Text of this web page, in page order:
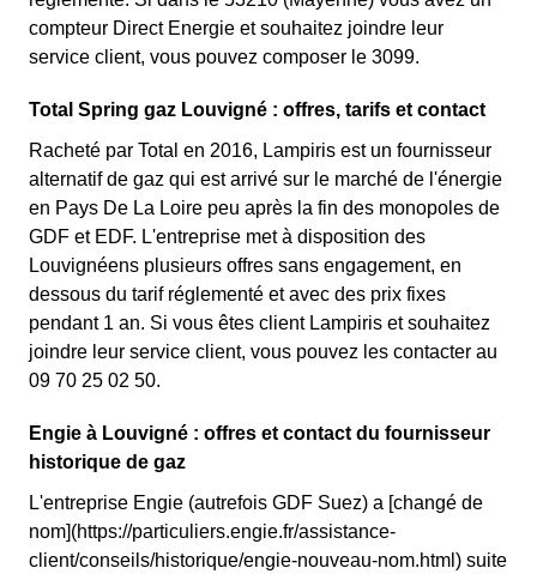
compteur Direct Energie et souhaitez joindre leur
service client, vous pouvez composer le 3099.
Total Spring gaz Louvigné : offres, tarifs et contact
Racheté par Total en 2016, Lampiris est un fournisseur
alternatif de gaz qui est arrivé sur le marché de l'énergie
en Pays De La Loire peu après la fin des monopoles de
GDF et EDF. L'entreprise met à disposition des
Louvignéens plusieurs offres sans engagement, en
dessous du tarif réglementé et avec des prix fixes
pendant 1 an. Si vous êtes client Lampiris et souhaitez
joindre leur service client, vous pouvez les contacter au
09 70 25 02 50.
Engie à Louvigné : offres et contact du fournisseur
historique de gaz
L'entreprise Engie (autrefois GDF Suez) a [changé de
nom](https://particuliers.engie.fr/assistance-
client/conseils/historique/engie-nouveau-nom.html) suite